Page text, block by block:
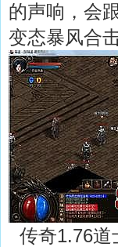
的声响，会
变态暴风合
传奇1.76